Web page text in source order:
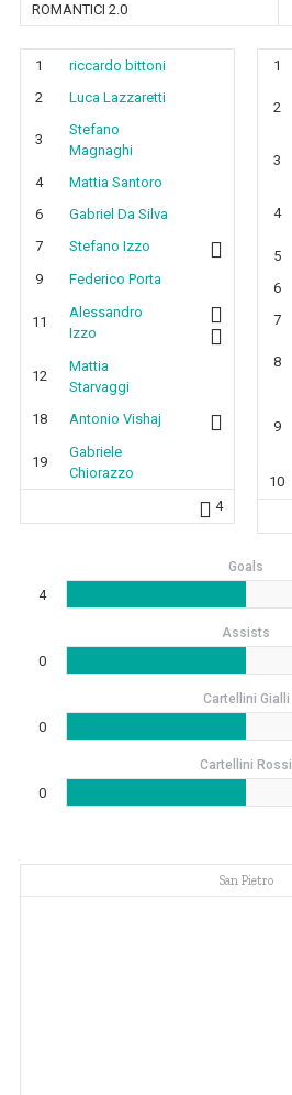
ROMANTICI 2.0
1
riccardo bittoni
2
Luca Lazzaretti
3
Stefano
Magnaghi
4
Mattia Santoro
6
Gabriel Da Silva
7
Stefano Izzo
9
Federico Porta
11
Alessandro
Izzo
12
Mattia
Starvaggi
18
Antonio Vishaj
19
Gabriele
Chiorazzo
4
1
2
3
4
5
6
7
8
9
10
Goals
4
Assists
0
Cartellini Gialli
0
Cartellini Rossi
0
San Pietro